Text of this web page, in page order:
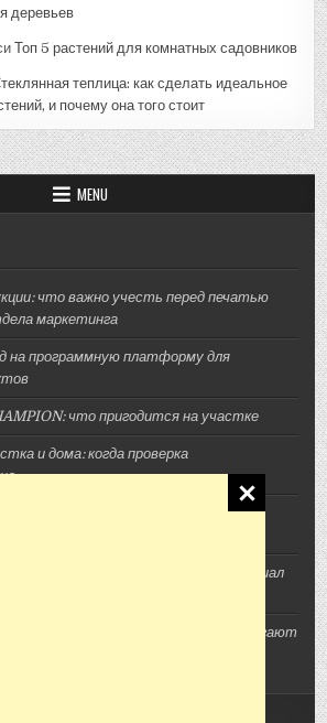
деревьев
Топ 5 растений для комнатных садовников
теплица: как сделать идеальное
и почему она того стоит
MENU
что важно учесть перед печатью
маркетинга
на программную платформу для
что пригодится на участке
и дома: когда проверка
3D-визуализации: из чего
проекта
Политерм: как выбрать материал
дома
шпалы и утяжелители: как ЖБИ помогают